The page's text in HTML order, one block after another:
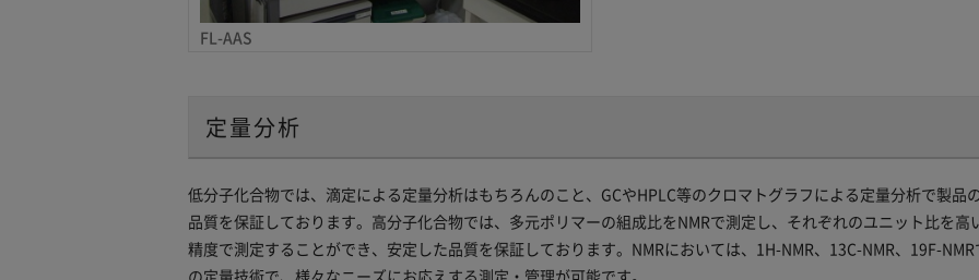
FL-AAS
定量分析
低分子化合物では、滴定による定量分析はもちろんのこと、GCやHPLC等のクロマトグラフによる定量分析で製品
品質を保証しております。高分子化合物では、多元ポリマーの組成比をNMRで測定し、それぞれのユニット比を高
精度で測定することができ、安定した品質を保証しております。NMRにおいては、1H-NMR、13C-NMR、19F-NMR
の定量技術で、様々なニーズにお応えする測定・管理が可能です。